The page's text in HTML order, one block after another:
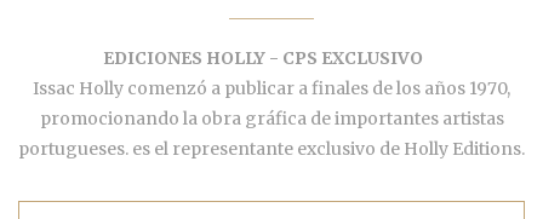
EDICIONES HOLLY - CPS EXCLUSIVO
Issac Holly comenzó a publicar a finales de los años 1970,
promocionando la obra gráfica de importantes artistas
portugueses. es el representante exclusivo de Holly Editions.